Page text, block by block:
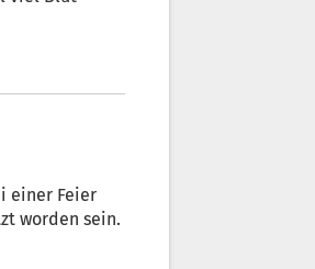
einer Feier
worden sein.